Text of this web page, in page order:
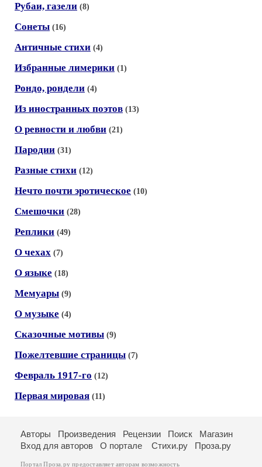
Рубаи, газели (8)
Сонеты (16)
Античные стихи (4)
Избранные лимерики (1)
Рондо, рондели (4)
Из иностранных поэтов (13)
О ревности и любви (21)
Пародии (31)
Разные стихи (12)
Нечто почти эротическое (10)
Смешочки (28)
Реплики (49)
О чехах (7)
О языке (18)
Мемуары (9)
О музыке (4)
Сказочные мотивы (9)
Пожелтевшие страницы (7)
Февраль 1917-го (12)
Первая мировая (11)
Авторы Произведения Рецензии Поиск
Магазин
Вход для авторов
О портале Стихи.ру Проза.ру
Портал Проза.ру предоставляет авторам возможность